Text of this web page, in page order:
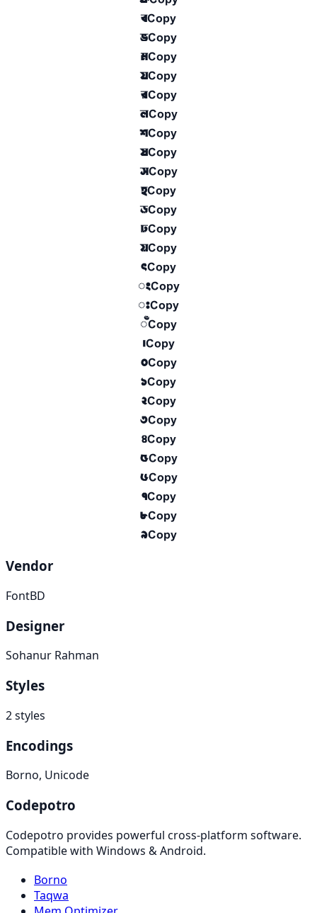
বCopy
ভCopy
মCopy
যCopy
রCopy
লCopy
শCopy
ষCopy
সCopy
হCopy
ড়Copy
ঢ়Copy
য়Copy
ৎCopy
ংCopy
ঃCopy
ঁCopy
।Copy
০Copy
১Copy
২Copy
৩Copy
৪Copy
৫Copy
৬Copy
৭Copy
৮Copy
৯Copy
Vendor
FontBD
Designer
Sohanur Rahman
Styles
2 styles
Encodings
Borno, Unicode
Codepotro
Codepotro provides powerful cross-platform software.
Compatible with Windows & Android.
Borno
Taqwa